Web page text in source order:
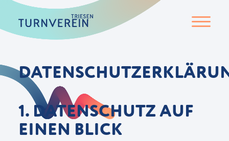
1. DATENSCHUTZ AUF
EINEN BLICK